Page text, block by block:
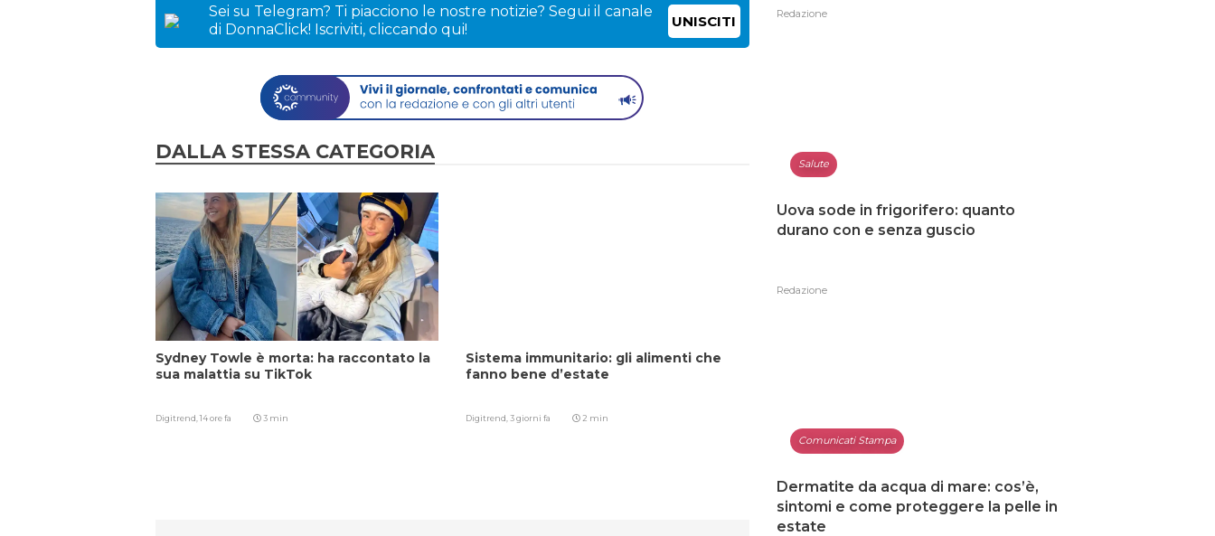
Sei su Telegram? Ti piacciono le nostre notizie? Segui il canale
di DonnaClick! Iscriviti, cliccando qui!
UNISCITI
DALLA STESSA CATEGORIA
Sydney Towle è morta: ha raccontato la
sua malattia su TikTok
Digitrend,14 ore fa 3 min
Sistema immunitario: gli alimenti che
fanno bene d’estate
Digitrend,3 giorni fa 2 min
Redazione
Salute
Uova sode in frigorifero: quanto
durano con e senza guscio
Redazione
Comunicati Stampa
Dermatite da acqua di mare: cos’è,
sintomi e come proteggere la pelle in
estate